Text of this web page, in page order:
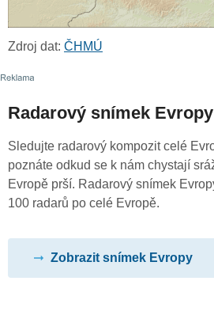
Zdroj dat: ČHMÚ
Radarový snímek Evropy
Sledujte radarový kompozit celé
poznáte odkud se k nám chystají
Evropě prší. Radarový snímek
100 radarů po celé Evropě.
Zobrazit snímek Evropy